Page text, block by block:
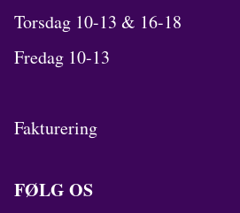
Torsdag 10-13 & 16-18
Fredag 10-13
Fakturering
FØLG OS